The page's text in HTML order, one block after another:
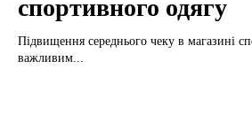
спортивного одягу
Підвищення середнього чеку в магазині
важливим...